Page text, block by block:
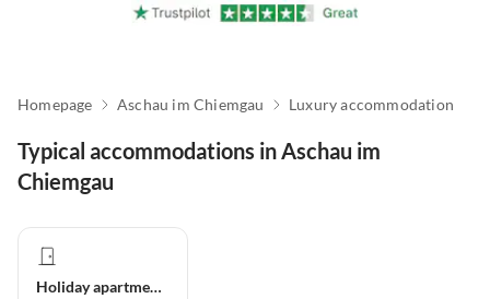
Homepage Aschau im Chiemgau Luxury accommodation
Typical accommodations in Aschau im
Chiemgau
Holiday apartment